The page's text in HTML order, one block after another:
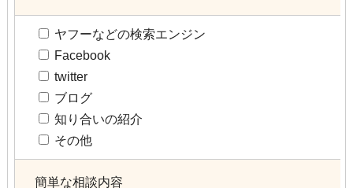
ヤフーなどの検索エンジン
Facebook
twitter
ブログ
知り合いの紹介
その他
簡単な相談内容